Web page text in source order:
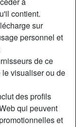
contient.
sur
personnel et
de ce
visualiser ou de
des profils
qui peuvent
et
cm